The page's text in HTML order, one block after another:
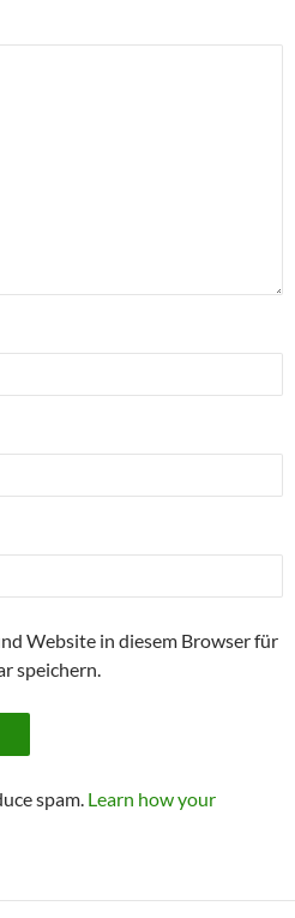
Website in diesem Browser für
speichern.
spam. Learn how your